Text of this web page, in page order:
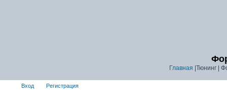
Главная |Тюнинг |
Вход Регистрация